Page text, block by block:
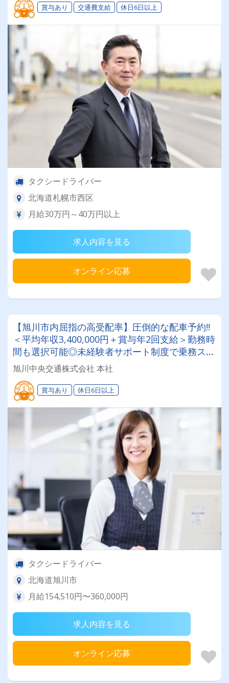
賞与あり 交通費支給 休日6日以上
タクシードライバー
北海道札幌市西区
月給30万円～40万円以上
求人内容を見る
オンライン応募
【旭川市内屈指の高受配率】圧倒的な配車予約!!
＜平均年収3,400,000円＋賞与年2回支給＞勤務時
間も選択可能◎未経験者サポート制度で乗務スタ
ート6ヵ月間は給料保証付き！働きやすい職場な
のでご安心を♪
旭川中央交通株式会社 本社
賞与あり 休日6日以上
タクシードライバー
北海道旭川市
月給154,510円〜360,000円
求人内容を見る
オンライン応募